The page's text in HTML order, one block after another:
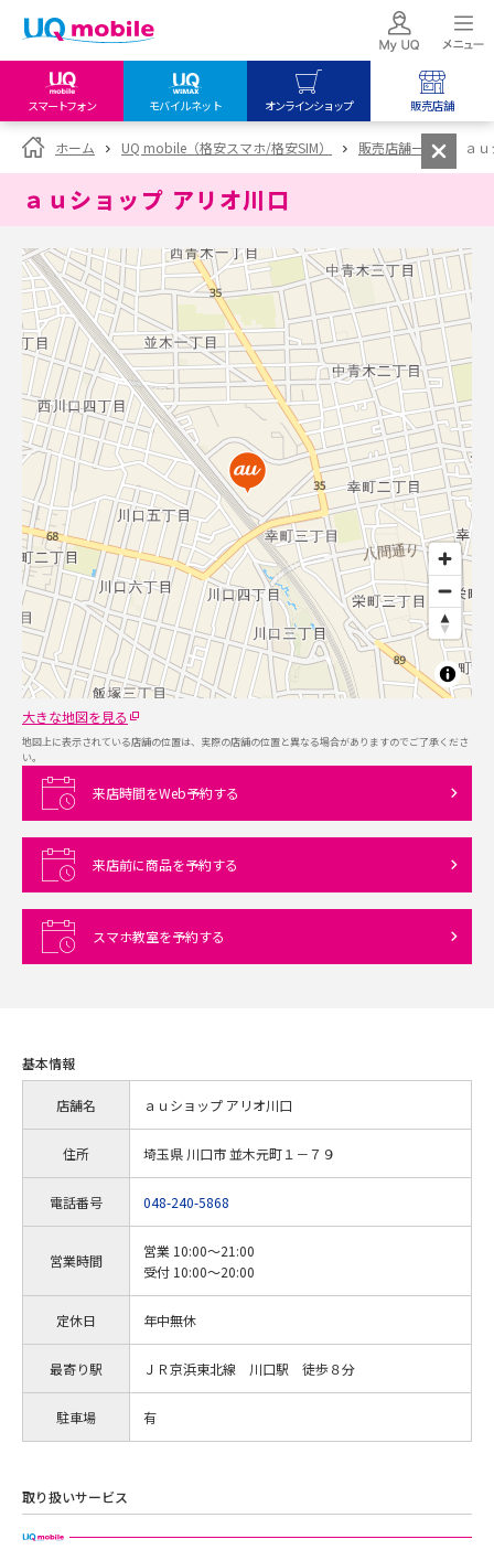
スマートフォン モバイルネット オンラインショップ 販売店舗
my UQ WiMAX
UQ WiMAX ご契約の方
My UQ mobile
UQ mobile
データチャージサイト
UQ mobile
オンラインショップ
UQ WiMAX
UQ mobile
販売店舗
UQ WiMAX
ホーム UQ mobile（格安スマホ/格安SIM） 販売店舗一覧 ａ
ａｕショップ アリオ川口
大きな地図を見る
地図上に表示されている店舗の位置は、実際の店舗の位置と異なる場合がありますのでご了承くださ
い。
来店時間をWeb予約する
来店前に商品を予約する
スマホ教室を予約する
基本情報
店舗名 ａｕショップ アリオ川口
住所 埼玉県 川口市 並木元町１－７９
電話番号 048-240-5868
営業時間
営業 10:00～21:00
受付 10:00～20:00
定休日 年中無休
最寄り駅 ＪＲ京浜東北線 川口駅 徒歩８分
駐車場 有
取り扱いサービス